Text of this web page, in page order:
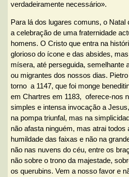
verdadeiramente necessário».
Para lá dos lugares comuns, o Natal
a celebração de uma fraternidade
homens. O Cristo que entra na
glorioso do ícone e das absides,
mísera, até perseguida, semelhante
ou migrantes dos nossos dias.
torno a 1147, que foi monge
em Chartres em 1183, oferece-nos
simples e intensa invocação a
na pompa triunfal, mas na
não afasta ninguém, mas atrai
humildade das faixas e não na
não nas nuvens do céu, entre os
não sobre o trono da majestade,
os querubins. Vem a nosso favor e